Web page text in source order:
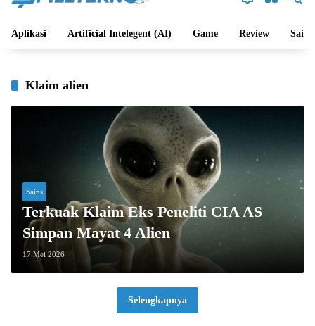
Aplikasi Artificial Intelegent (AI) Game Review Sains
Klaim alien
Sains
Terkuak Klaim Eks Peneliti CIA AS
Simpan Mayat 4 Alien
17 Mei 2026
Selengkapnya